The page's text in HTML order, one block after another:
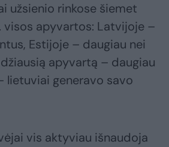
užsienio rinkose šiemet
visos apyvartos: Latvijoje –
Estijoje – daugiau nei
apyvartą – daugiau
lietuviai generavo savo
vis aktyviau išnaudoja